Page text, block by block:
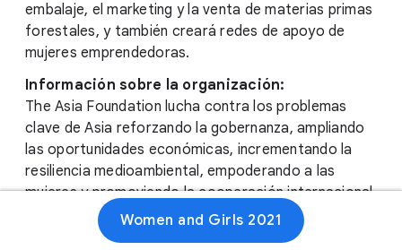
embalaje, el marketing y la venta de materias primas
forestales, y también creará redes de apoyo de
mujeres emprendedoras.
Información sobre la organización:
The Asia Foundation lucha contra los problemas
clave de Asia reforzando la gobernanza, ampliando
las oportunidades económicas, incrementando la
resiliencia medioambiental, empoderando a las
mujeres y promoviendo la cooperación internacional.
Women and Girls 2021